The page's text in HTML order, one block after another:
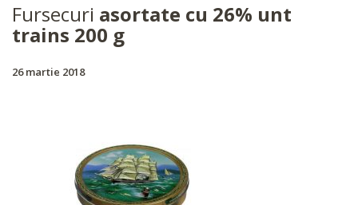
Fursecuri asortate cu 26% unt
trains 200 g
26 martie 2018